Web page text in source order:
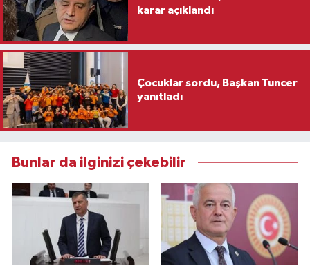
karar açıklandı
Çocuklar sordu, Başkan Tuncer
yanıtladı
Bunlar da ilginizi çekebilir